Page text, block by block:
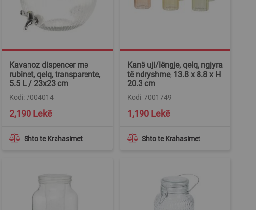
Kavanoz dispencer me
rubinet, qelq, transparente,
5.5 L / 23x23 cm
Kodi: 7004014
Shto te Krahasimet
2,190 Lekë
Kanë uji/lëngje, qelq, ngjyra
të ndryshme, 13.8 x 8.8 x H
20.3 cm
Kodi: 7001749
Shto te Krahasimet
1,190 Lekë